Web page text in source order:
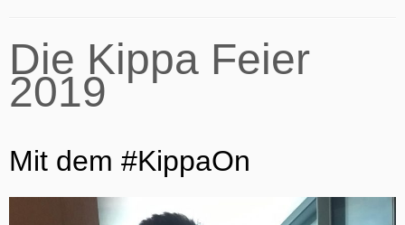
Die Kippa Feier
2019
Mit dem #KippaOn